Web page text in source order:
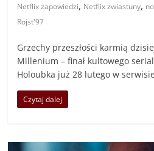
Netflix zapowiedzi, Netflix zwiastuny,
Rojst'97
Grzechy przeszłości karmią
Millenium – finał kultowego
Holoubka już 28 lutego w
Czytaj dalej